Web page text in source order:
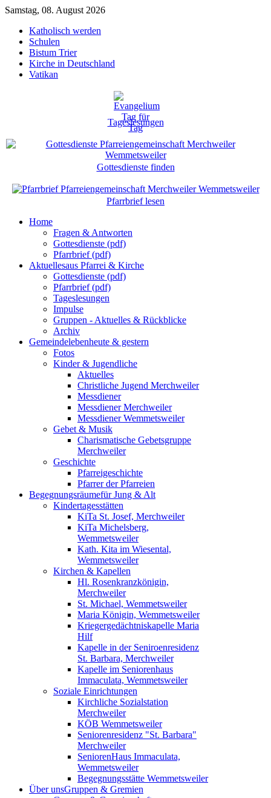
Samstag, 08. August 2026
Katholisch werden
Schulen
Bistum Trier
Kirche in Deutschland
Vatikan
Tageslesungen
Gottesdienste finden
Pfarrbrief lesen
Home
Fragen & Antworten
Gottesdienste (pdf)
Pfarrbrief (pdf)
Aktuellesaus Pfarrei & Kirche
Gottesdienste (pdf)
Pfarrbrief (pdf)
Tageslesungen
Impulse
Gruppen - Aktuelles & Rückblicke
Archiv
Gemeindelebenheute & gestern
Fotos
Kinder & Jugendliche
Aktuelles
Christliche Jugend Merchweiler
Messdiener
Messdiener Merchweiler
Messdiener Wemmetsweiler
Gebet & Musik
Charismatische Gebetsgruppe
Merchweiler
Geschichte
Pfarreigeschichte
Pfarrer der Pfarreien
Begegnungsräumefür Jung & Alt
Kindertagesstätten
KiTa St. Josef, Merchweiler
KiTa Michelsberg,
Wemmetsweiler
Kath. Kita im Wiesental,
Wemmetsweiler
Kirchen & Kapellen
Hl. Rosenkranzkönigin,
Merchweiler
St. Michael, Wemmetsweiler
Maria Königin, Wemmetsweiler
Kriegergedächtniskapelle Maria
Hilf
Kapelle in der Seniroenresidenz
St. Barbara, Merchweiler
Kapelle im Seniorenhaus
Immaculata, Wemmetsweiler
Soziale Einrichtungen
Kirchliche Sozialstation
Merchweiler
KÖB Wemmetsweiler
Seniorenresidenz "St. Barbara"
Merchweiler
SeniorenHaus Immaculata,
Wemmetsweiler
Begegnungsstätte Wemmetsweiler
Über unsGruppen & Gremien